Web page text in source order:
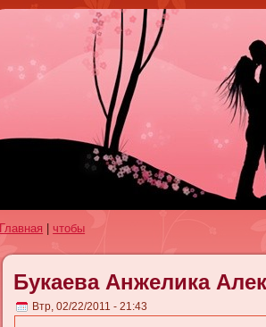
Главная |чтобы
Букaева Анжеликa
Втр, 02/22/2011 - 21:43